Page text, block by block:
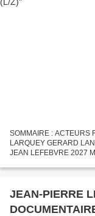
SOMMAIRE : ACTEURS
LARQUEY GERARD
JEAN LEFEBVRE 2027
ROBERT LYNEN
JEAN-PIERRE